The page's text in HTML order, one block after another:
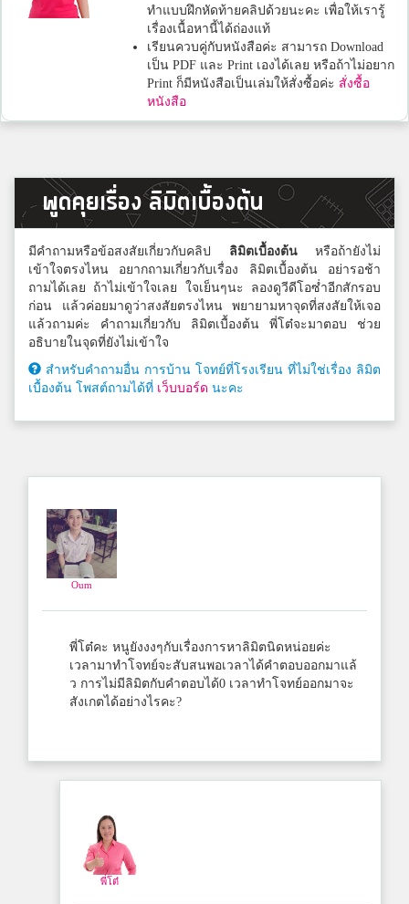
ทำแบบฝึกหัดท้ายคลิปด้วยนะคะ เพื่อให้เรารู้
เรื่องเนื้อหานี้ได้ถ่องแท้
เรียนควบคู่กับหนังสือค่ะ สามารถ Download
เป็น PDF และ Print เองได้เลย หรือถ้าไม่อยาก
Print ก็มีหนังสือเป็นเล่มให้สั่งซื้อค่ะ สั่งซื้อ
หนังสือ
พูดคุยเรื่อง ลิมิตเบื้องต้น
มีคำถามหรือข้อสงสัยเกี่ยวกับคลิป ลิมิตเบื้องต้นหรือถ้ายังไม่
เข้าใจตรงไหน อยากถามเกี่ยวกับเรื่อง ลิมิตเบื้องต้น อย่ารอช้า
ถามได้เลย ถ้าไม่เข้าใจเลย ใจเย็นๆนะ ลองดูวีดีโอซ่ำอีกสักรอบ
ก่อน แล้วค่อยมาดูว่าสงสัยตรงไหน พยายามหาจุดที่สงสัยให้เจอ
แล้วถามค่ะ คำถามเกี่ยวกับ ลิมิตเบื้องต้น พี่โต๋จะมาตอบ ช่วย
อธิบายในจุดที่ยังไม่เข้าใจ
สำหรับคำถามอื่น การบ้าน โจทย์ที่โรงเรียน ที่ไม่ใช่เรื่อง ลิมิต
เบื้องต้น โพสต์ถามได้ที่ เว็บบอร์ด นะคะ
Oum
พี่โต๋คะ หนูยังงงๆกับเรื่องการหาลิมิตนิดหน่อยค่ะ
เวลามาทำโจทย์จะสับสนพอเวลาได้คำตอบออกมาแล้
ว การไม่มีลิมิตกับคำตอบได้0 เวลาทำโจทย์ออกมาจะ
สังเกตได้อย่างไรคะ?
พี่โต๋